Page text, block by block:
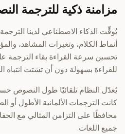
مزامنة ذكية للترجمة
يُوقِّت الذكاء الاصطناعي لدينا
أنماط الكلام، وتغيرات المشاهد،
تحسين سرعة القراءة بقاء الترجمة
للقراءة بسهولة دون أن تشتت انتباه
يُعدّل النظام تلقائيًا طول النصوص
كانت الترجمات الألمانية الأطول أو
محافظًا على التزامن المثالي مع
جميع اللغات.